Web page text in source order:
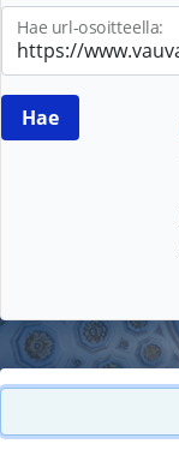
Hae url-osoitteella: